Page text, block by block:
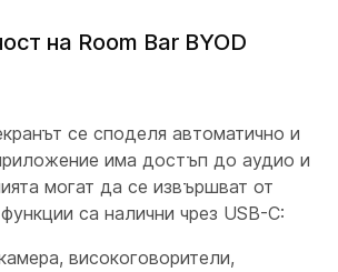
на Room Bar BYOD
се споделя автоматично и
има достъп до аудио и
могат да се извършват от
са налични чрез USB-C:
високоговорители,